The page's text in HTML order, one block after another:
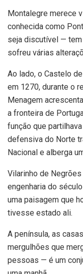
Montalegre merece
conhecida como
seja discutível — tem
sofreu várias
Ao lado, o Castelo
em 1270, durante o
Menagem
a fronteira de
função que
defensiva do Norte
Nacional e alberga
Vilarinho de
engenharia do
uma paisagem que
tivesse estado ali.
A península, as
mergulhões que
pessoas — é um